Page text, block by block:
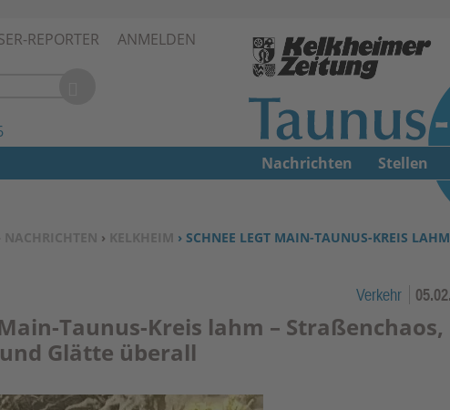
Zum Inhalt springen ↓
REPORTER ANMELDEN
NACHRICHTEN › KELKHEIM › SCHNEE LEGT MAIN-TAUNUS-KREIS
Verkehr
Taunus-Kreis lahm – Straßenchaos,
Glätte überall
Nachrichten Stellen